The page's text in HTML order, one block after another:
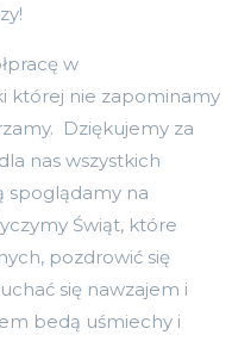
w
której nie zapominamy
Dziękujemy za
nas wszystkich
spoglądamy na
Świąt, które
pozdrowić się
się nawzajem i
bedą uśmiechy i